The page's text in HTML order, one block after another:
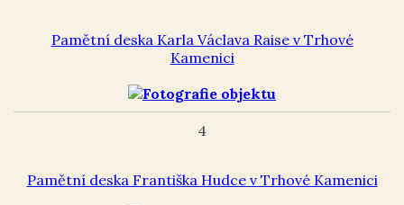
Pamětní deska Karla Václava Raise v Trhové
Kamenici
4
Pamětní deska Františka Hudce v Trhové Kamenici